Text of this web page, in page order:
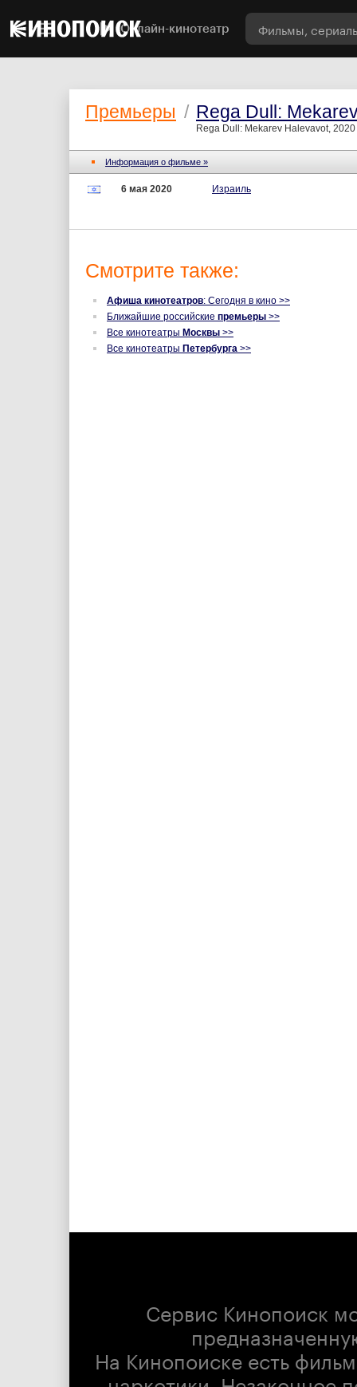
Онлайн-кинотеатр
Премьеры / Rega Dull:
Rega Dull: Mekarev Halevavot, 2020
Информация о фильме »
6 мая 2020 Израиль
Смотрите также:
Афиша кинотеатров: Сегодня в кино >>
Ближайшие российские премьеры >>
Все кинотеатры Москвы >>
Все кинотеатры Петербурга >>
Сервис Кинопоиск
На Кинопоиске есть